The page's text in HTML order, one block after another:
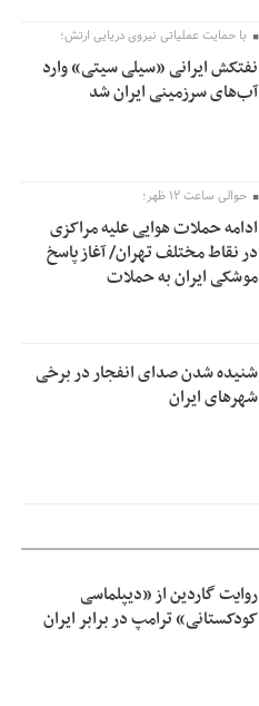
با حمایت عملیاتی نیروی دریایی ارتش؛
نفتکش ایرانی «سیلی سیتی» وارد
آب‌های سرزمینی ایران شد
حوالی ساعت ۱۲ ظهر؛
ادامه حملات هوایی علیه مراکزی
در نقاط مختلف تهران/ آغاز پاسخ
موشکی ایران به حملات
شنیده شدن صدای انفجار در برخی
شهرهای ایران
روایت گاردین از «دیپلماسی
کودکستانی» ترامپ در برابر ایران